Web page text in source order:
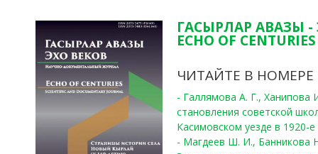
ГАСЫРЛАР АВАЗЫ -
ECHO OF
ЧИТАЙТЕ В НОМЕРЕ
- Галлямова А. Г.,
становления советской
Касимовском уезде в 1920-е
- Магдеев Ш. И., Банникова